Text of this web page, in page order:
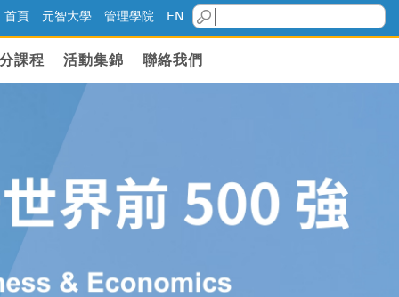
首頁 元智大學 管理學院 EN
課程 活動集錦 聯絡我們